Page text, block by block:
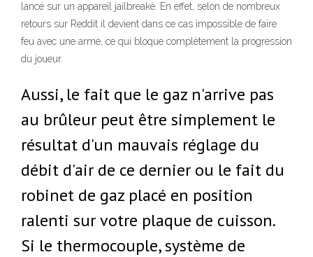
lancé sur un appareil jailbreaké. En effet, selon de nombreux
retours sur Reddit il devient dans ce cas impossible de faire
feu avec une arme, ce qui bloque complètement la progression
du joueur.
Aussi, le fait que le gaz n'arrive pas
au brûleur peut être simplement le
résultat d'un mauvais réglage du
débit d'air de ce dernier ou le fait du
robinet de gaz placé en position
ralenti sur votre plaque de cuisson.
Si le thermocouple, système de